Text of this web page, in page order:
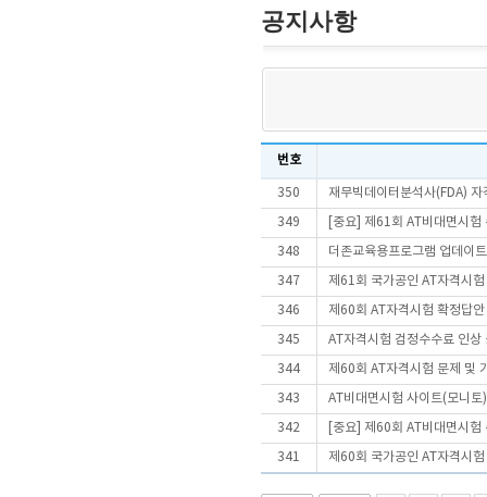
공지사항
번호
350 재무빅데이터분석사(FDA)
349 [중요] 제61회 AT비대면시험
348 더존교육용프로그램 업데이
347 제61회 국가공인 AT자격시
346 제60회 AT자격시험 확정답
345 AT자격시험 검정수수료 인상
344 제60회 AT자격시험 문제 및
343 AT비대면시험 사이트(모니토
342 [중요] 제60회 AT비대면시험
341 제60회 국가공인 AT자격시